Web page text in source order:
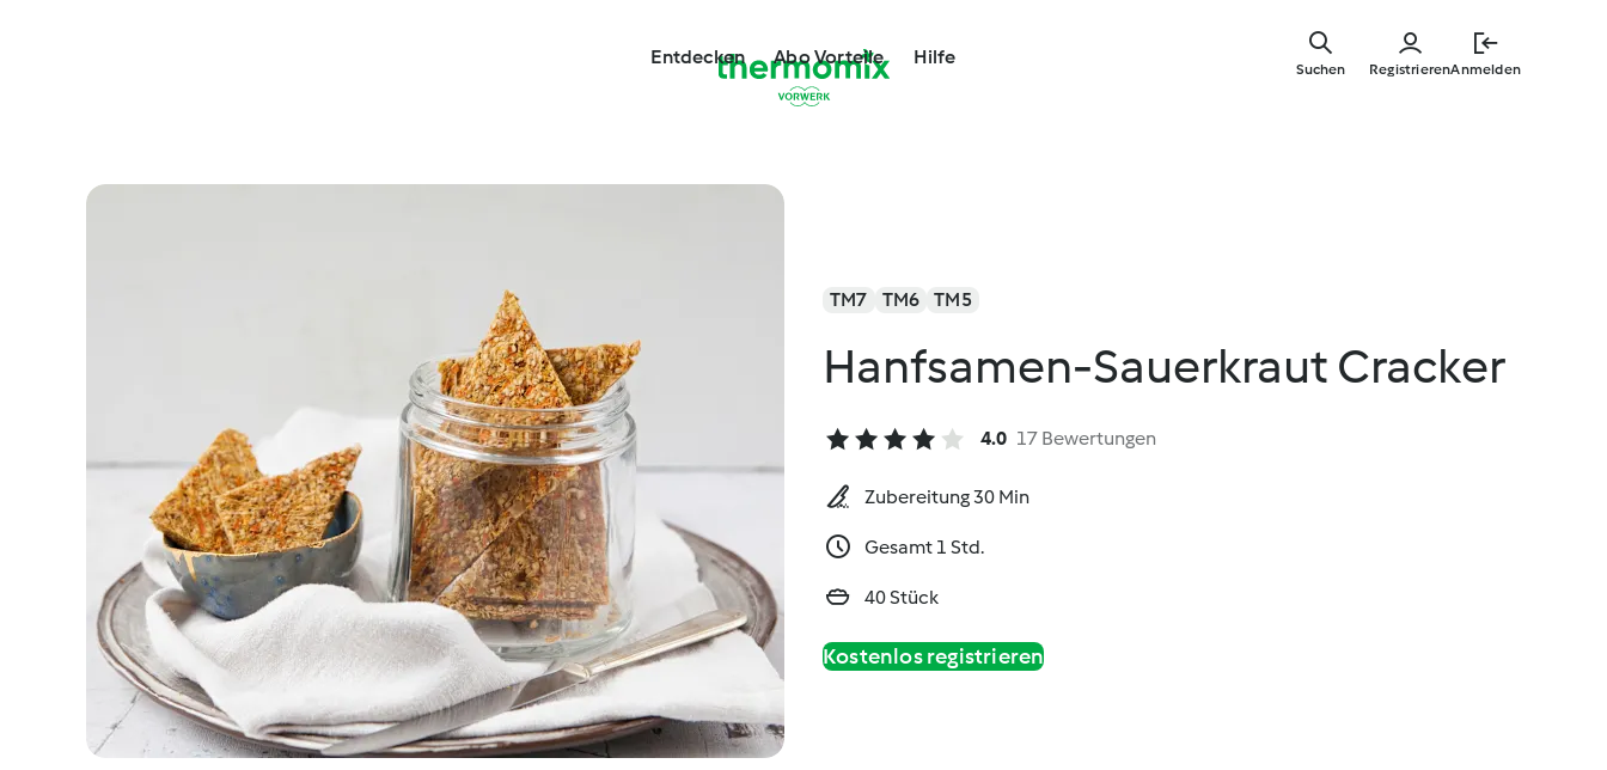
Entdecken Abo Vorteile Hilfe
RegistrierenAnmelden
Suchen
TM7 TM6 TM5
Hanfsamen-Sauerkraut Cracker
4.0 17 Bewertungen
Zubereitung 30 Min
Gesamt 1 Std.
40 Stück
Kostenlos registrieren